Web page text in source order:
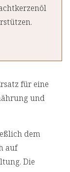
für eine
und
dem
auf
Die